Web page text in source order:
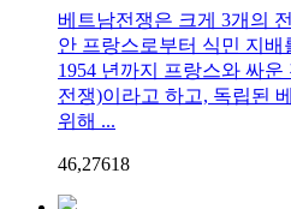
베트남전쟁은 크게 3개의
안 프랑스로부터 식민 지배
1954 년까지 프랑스와 싸
전쟁)이라고 하고, 독립된
위해 ...
46,27618